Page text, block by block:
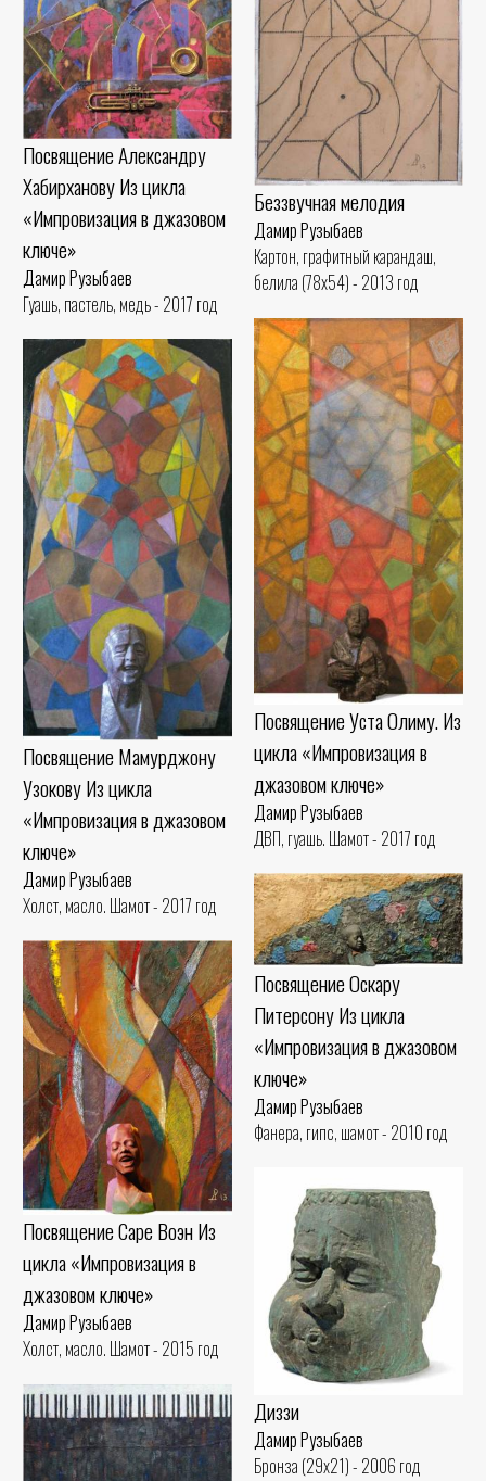
Беззвучная мелодия
Дамир Рузыбаев
Картон, графитный карандаш,
белила (78x54) - 2013 год
Посвящение Александру
Хабирханову Из цикла
«Импровизация в джазовом
ключе»
Дамир Рузыбаев
Гуашь, пастель, медь - 2017 год
Посвящение Уста Олиму. Из
цикла «Импровизация в
джазовом ключе»
Дамир Рузыбаев
ДВП, гуашь. Шамот - 2017 год
Посвящение Мамурджону
Узокову Из цикла
«Импровизация в джазовом
ключе»
Дамир Рузыбаев
Холст, масло. Шамот - 2017 год
Посвящение Оскару
Питерсону Из цикла
«Импровизация в джазовом
ключе»
Дамир Рузыбаев
Фанера, гипс, шамот - 2010 год
Посвящение Саре Воэн Из
цикла «Импровизация в
джазовом ключе»
Дамир Рузыбаев
Холст, масло. Шамот - 2015 год
Диззи
Дамир Рузыбаев
Бронза (29x21) - 2006 год